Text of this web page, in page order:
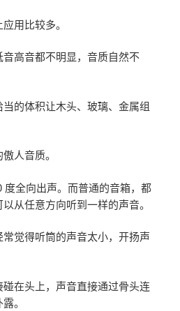
用比较多。
高音都不明显，音质自然不
的体积让木头、玻璃、金属组
人音质。
度全向出声。而普通的音箱，都
从任意方向听到一样的声音。
觉得听筒的声音太小，开扬声
在头上，声音直接通过骨头连
。